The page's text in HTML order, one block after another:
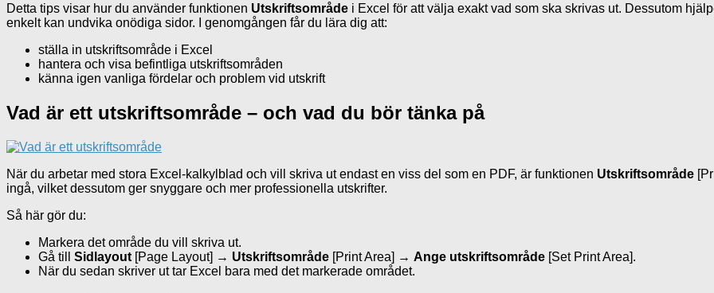
Detta tips visar hur du använder funktionen Utskriftsområde i Excel för att välja exakt vad som ska skrivas ut. Dessutom
enkelt kan undvika onödiga sidor. I genomgången får du lära dig att:
ställa in utskriftsområde i Excel
hantera och visa befintliga utskriftsområden
känna igen vanliga fördelar och problem vid utskrift
Vad är ett utskriftsområde – och vad du bör tänka på
När du arbetar med stora Excel-kalkylblad och vill skriva ut endast en viss del som en PDF, är funktionen Utskriftsområde
ingå, vilket dessutom ger snyggare och mer professionella utskrifter.
Så här gör du:
Markera det område du vill skriva ut.
Gå till Sidlayout [Page Layout] → Utskriftsområde [Print Area] → Ange utskriftsområde [Set Print Area].
När du sedan skriver ut tar Excel bara med det markerade området.